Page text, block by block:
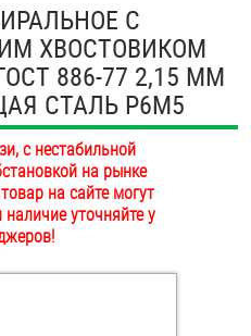
С
ХВОСТОВИКОМ
886-77 2,15 ММ
СТАЛЬ Р6М5
с нестабильной
на рынке
на сайте могут
уточняйте у